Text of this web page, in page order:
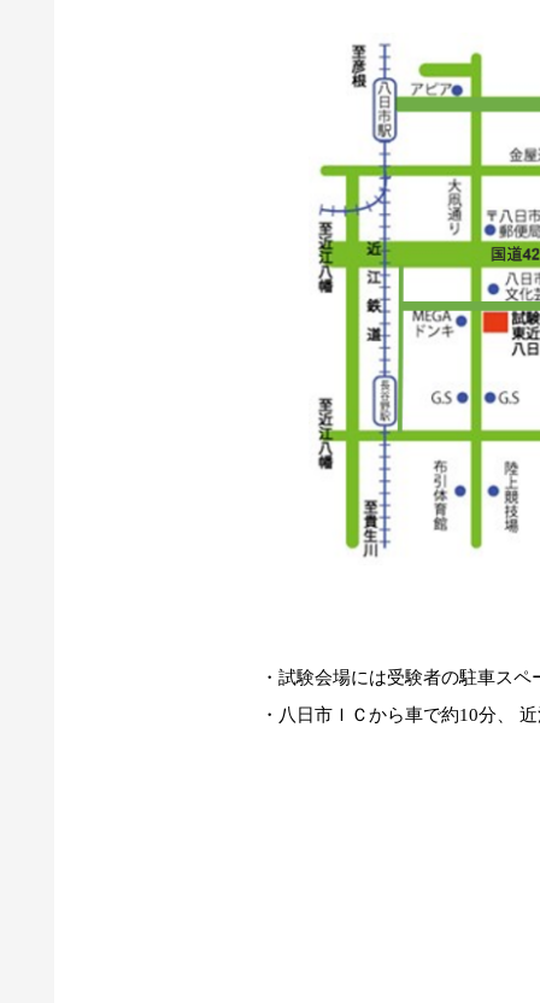
・試験会場には受験者の駐車ス
・八日市ＩＣから車で約10分、